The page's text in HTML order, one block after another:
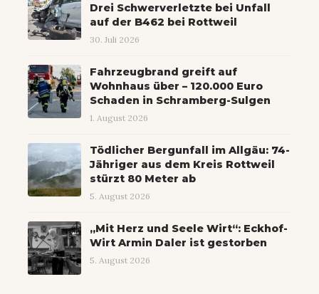
Drei Schwerverletzte bei Unfall
auf der B462 bei Rottweil
30. Juli 2026
Fahrzeugbrand greift auf
Wohnhaus über – 120.000 Euro
Schaden in Schramberg-Sulgen
1. August 2026
Tödlicher Bergunfall im Allgäu: 74-
Jähriger aus dem Kreis Rottweil
stürzt 80 Meter ab
5. August 2026
„Mit Herz und Seele Wirt“: Eckhof-
Wirt Armin Daler ist gestorben
5. August 2026